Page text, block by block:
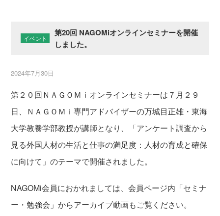
イベント
第20回 NAGOMiオンラインセミナーを開催
しました。
2024年7月30日
第２０回ＮＡＧＯＭｉオンラインセミナーは７月２９
日、ＮＡＧＯＭｉ専門アドバイザーの万城目正雄・東海
大学教養学部教授が講師となり、「アンケート調査から
見る外国人材の生活と仕事の満足度：人材の育成と確保
に向けて」のテーマで開催されました。
NAGOMi会員におかれましては、会員ページ内「セミナ
ー・勉強会」からアーカイブ動画もご覧ください。